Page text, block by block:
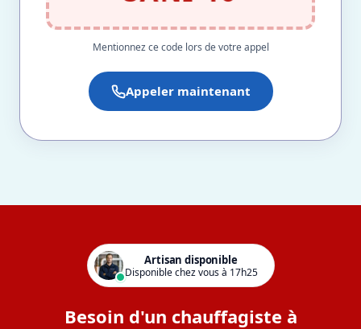
Mentionnez ce code lors de votre appel
Appeler maintenant
Artisan disponible
Disponible chez vous à 17h25
Besoin d'un chauffagiste à